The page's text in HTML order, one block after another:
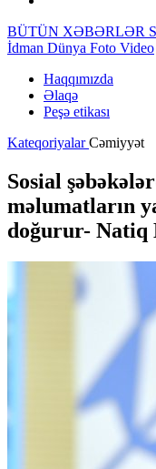
BÜTÜN XƏBƏRLƏR
İdman Dünya Foto Video
Haqqımızda
Əlaqə
Peşə etikası
KateqoriyalarCəmiyyət
Sosial
məlumatların
doğurur- Natiq